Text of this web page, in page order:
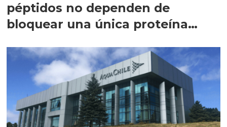
péptidos no dependen de
bloquear una única proteína